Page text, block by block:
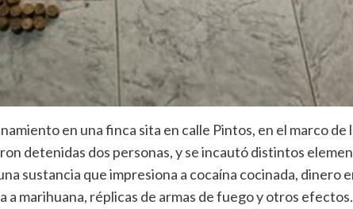
en una finca sita en calle Pintos, en el marco de
detenidas dos personas, y se incautó distintos
sustancia que impresiona a cocaína cocinada, dinero
a marihuana, réplicas de armas de fuego y otros efectos.